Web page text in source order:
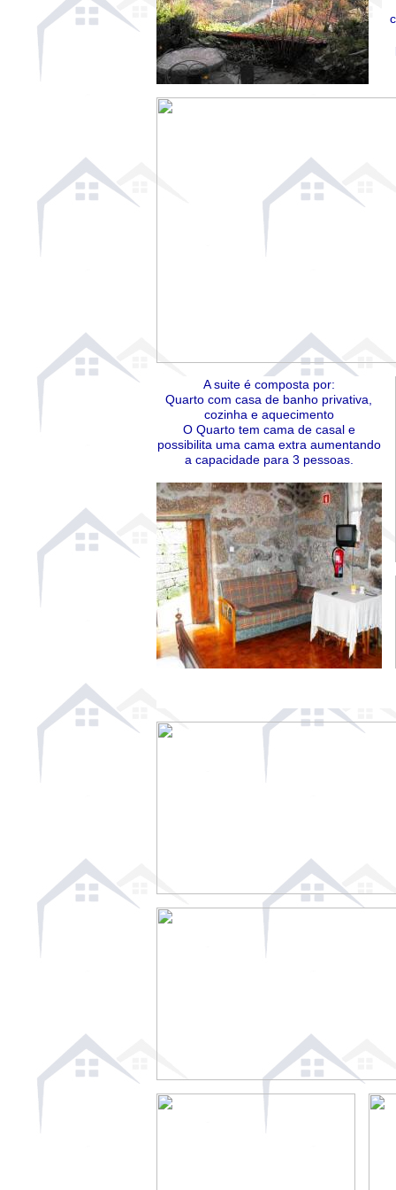
A suite é composta por:
Quarto com casa de banho privativa,
cozinha e aquecimento
O Quarto tem cama de casal e
possibilita uma cama extra aumentando
a capacidade para 3 pessoas.